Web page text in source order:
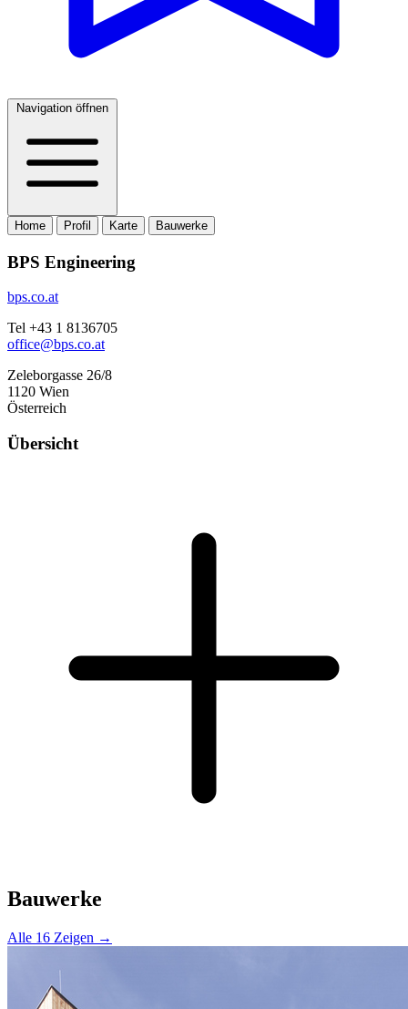
Navigation öffnen
Home Profil Karte Bauwerke
BPS Engineering
bps.co.at
Tel +43 1 8136705
office@bps.co.at
Zeleborgasse 26/8
1120 Wien
Österreich
Übersicht
Bauwerke
Alle 16 Zeigen →